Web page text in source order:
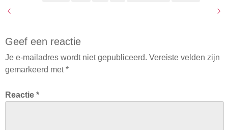
Geef een reactie
Je e-mailadres wordt niet gepubliceerd. Vereiste velden zijn
gemarkeerd met*
Reactie *